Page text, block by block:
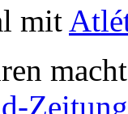
mit
Zeitung